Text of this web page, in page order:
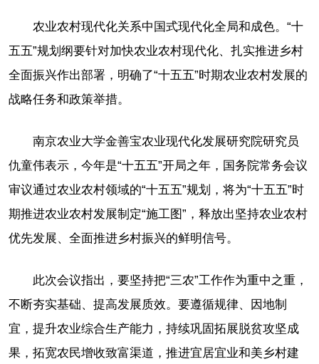
农业农村现代化关系中国式现代化全局和成色。“十
五五”规划纲要针对加快农业农村现代化、扎实推进乡村
全面振兴作出部署，明确了“十五五”时期农业农村发展的
战略任务和政策举措。
南京农业大学金善宝农业现代化发展研究院研究员
仇童伟表示，今年是“十五五”开局之年，国务院常务会议
审议通过农业农村领域的“十五五”规划，将为“十五五”时
期推进农业农村发展制定“施工图”，释放出坚持农业农村
优先发展、全面推进乡村振兴的鲜明信号。
此次会议指出，要坚持把“三农”工作作为重中之重，
不断夯实基础、提高发展质效。要遵循规律、因地制
宜，提升农业综合生产能力，持续巩固拓展脱贫攻坚成
果，拓宽农民增收致富渠道，推进宜居宜业和美乡村建